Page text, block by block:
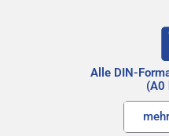
Alle DIN-
(A0